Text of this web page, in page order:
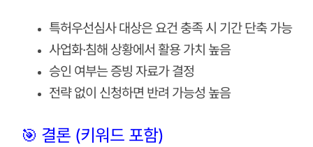
특허우선심사 대상은 요건 충족 시 기간 단축 가능
사업화·침해 상황에서 활용 가치 높음
승인 여부는 증빙 자료가 결정
전략 없이 신청하면 반려 가능성 높음
🎯 결론 (키워드 포함)